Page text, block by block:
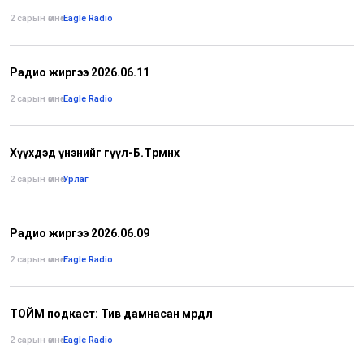
2 сарын өмнө•Eagle Radio
Радио жиргээ 2026.06.11
2 сарын өмнө•Eagle Radio
Хүүхдэд үнэнийг өгүүл-Б.Төрмөнх
2 сарын өмнө•Урлаг
Радио жиргээ 2026.06.09
2 сарын өмнө•Eagle Radio
ТОЙМ подкаст: Тив дамнасан мөрөөдөл
2 сарын өмнө•Eagle Radio